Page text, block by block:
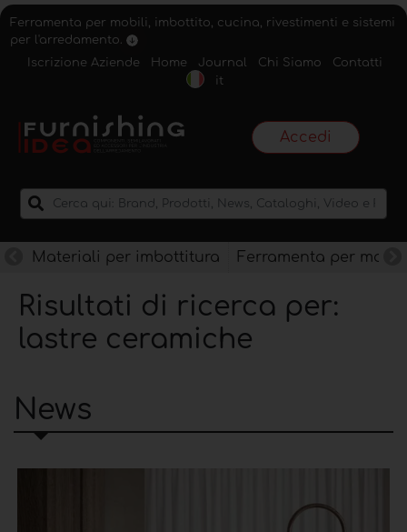
Ferramenta per mobili, imbottito, cucina, rivestimenti e sistemi
per l'arredamento.
Iscrizione Aziende
Home Journal Chi Siamo
Contatti
it
Accedi
Materiali per imbottitura Ferramenta per mobili
Risultati di ricerca per:
lastre ceramiche
News